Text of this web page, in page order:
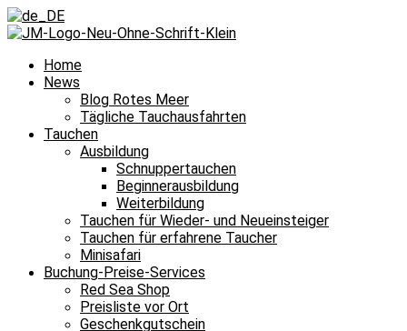
Home
News
Blog Rotes Meer
Tägliche Tauchausfahrten
Tauchen
Ausbildung
Schnuppertauchen
Beginnerausbildung
Weiterbildung
Tauchen für Wieder- und Neueinsteiger
Tauchen für erfahrene Taucher
Minisafari
Buchung-Preise-Services
Red Sea Shop
Preisliste vor Ort
Geschenkgutschein